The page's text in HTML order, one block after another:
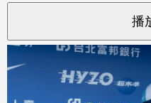
Fac
eBo
ok